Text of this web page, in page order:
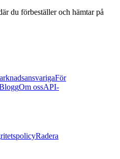
du förbeställer och hämtar på
För
Om ossAPI-
Radera